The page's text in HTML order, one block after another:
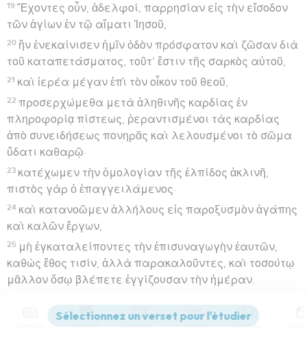
19 Ἔχοντες οὖν, ἀδελφοί, παρρησίαν εἰς τὴν εἴσοδον
τῶν ἁγίων ἐν τῷ αἵματι Ἰησοῦ,
20 ἣν ἐνεκαίνισεν ἡμῖν ὁδὸν πρόσφατον καὶ ζῶσαν διὰ
τοῦ καταπετάσματος, τοῦτ’ ἔστιν τῆς σαρκὸς αὐτοῦ,
21 καὶ ἱερέα μέγαν ἐπὶ τὸν οἶκον τοῦ θεοῦ,
22 προσερχώμεθα μετὰ ἀληθινῆς καρδίας ἐν
πληροφορίᾳ πίστεως, ῥεραντισμένοι τὰς καρδίας
ἀπὸ συνειδήσεως πονηρᾶς καὶ λελουσμένοι τὸ σῶμα
ὕδατι καθαρῷ·
23 κατέχωμεν τὴν ὁμολογίαν τῆς ἐλπίδος ἀκλινῆ,
πιστὸς γὰρ ὁ ἐπαγγειλάμενος·
24 καὶ κατανοῶμεν ἀλλήλους εἰς παροξυσμὸν ἀγάπης
καὶ καλῶν ἔργων,
25 μὴ ἐγκαταλείποντες τὴν ἐπισυναγωγὴν ἑαυτῶν,
καθὼς ἔθος τισίν, ἀλλὰ παρακαλοῦντες, καὶ τοσούτῳ
μᾶλλον ὅσῳ βλέπετε ἐγγίζουσαν τὴν ἡμέραν.
τὴν ἐπίγνωσιν τῆς ἀληθείας, οὐκέτι περὶ ἁμαρτιῶν
Versions Commentaires Strong